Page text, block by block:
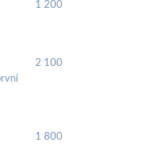
1 200
2 100
1 800